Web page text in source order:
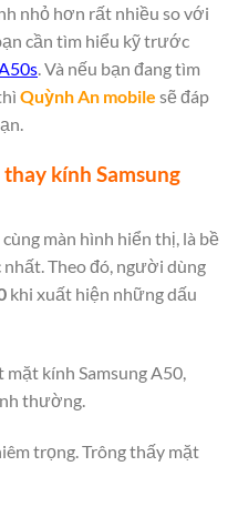
nhỏ hơn rất nhiều so với
cần tìm hiểu kỹ trước
. Và nếu bạn đang tìm
Quỳnh An mobile sẽ đáp
kính Samsung
màn hình hiển thị, là bề
Theo đó, người dùng
khi xuất hiện những dấu
kính Samsung A50,
thường.
trọng. Trông thấy mặt